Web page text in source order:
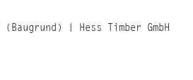
(Baugrund) | Hess Timber GmbH